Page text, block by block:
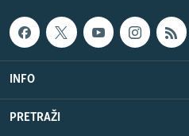
INFO
PRETRAŽI